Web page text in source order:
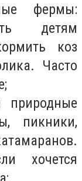
фермы:
детям
коз
Часто
природные
пикники,
хочется